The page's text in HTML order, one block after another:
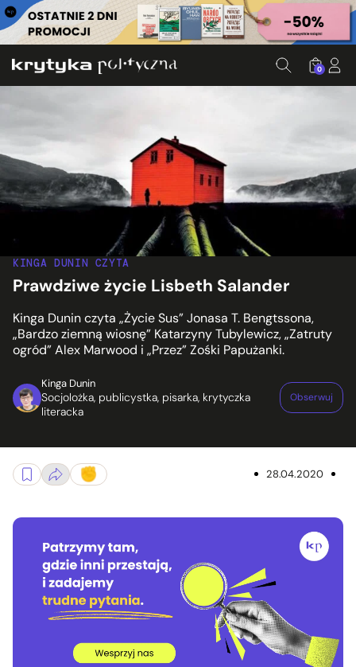
0
KINGA DUNIN CZYTA
Prawdziwe życie Lisbeth Salander
Kinga Dunin czyta „Życie Sus” Jonasa T. Bengtssona,
„Bardzo ziemną wiosnę” Katarzyny Tubylewicz, „Zatruty
ogród” Alex Marwood i „Przez” Zośki Papużanki.
Kinga Dunin
Socjolożka, publicystka, pisarka, krytyczka
literacka
Obserwuj
28.04.2020